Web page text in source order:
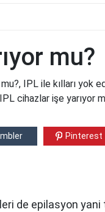
mu?
IPL ile kılları yok
cihazlar işe yarıyor
Pinterest
de epilasyon yani